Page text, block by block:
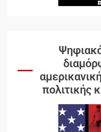
πολιτικής